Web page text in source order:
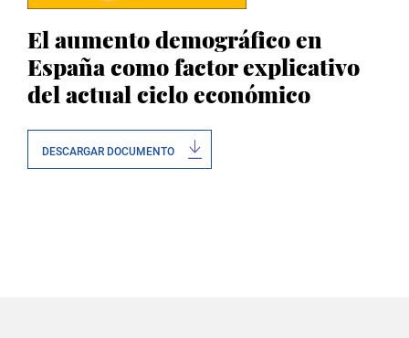
El aumento demográfico en
España como factor explicativo
del actual ciclo económico
DESCARGAR DOCUMENTO